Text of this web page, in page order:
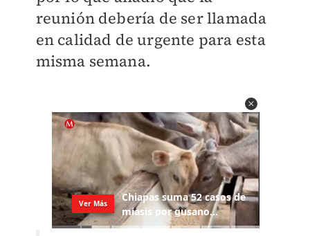
reunión debería de ser llamada
en calidad de urgente para esta
misma semana.